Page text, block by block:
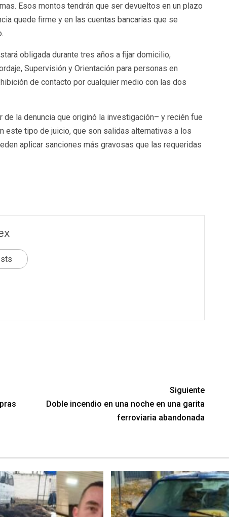
Esos montos tendrán que ser devueltos en un plazo
quede firme y en las cuentas bancarias que se
obligada durante tres años a fijar domicilio,
Supervisión y Orientación para personas en
de contacto por cualquier medio con las dos
la denuncia que originó la investigación– y recién fue
este tipo de juicio, que son salidas alternativas a los
aplicar sanciones más gravosas que las requeridas
Siguiente
Doble incendio en una noche en una garita
ferroviaria abandonada